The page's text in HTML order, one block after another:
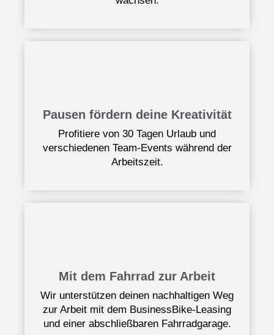
Pausen fördern deine Kreativität
Profitiere von 30 Tagen Urlaub und
verschiedenen Team-Events während der
Arbeitszeit.
Mit dem Fahrrad zur Arbeit
Wir unterstützen deinen nachhaltigen Weg
zur Arbeit mit dem BusinessBike-Leasing
und einer abschließbaren Fahrradgarage.